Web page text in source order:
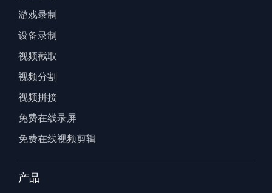
游戏录制
设备录制
视频截取
视频分割
视频拼接
免费在线录屏
免费在线视频剪辑
产品